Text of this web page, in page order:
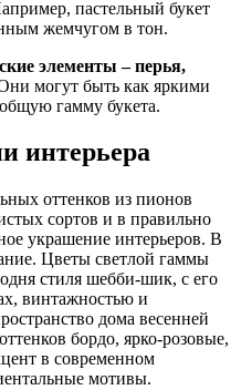
пастельный букет
жемчугом в тон.
элементы – перья,
могут быть как яркими
гамму букета.
интерьера
оттенков из пионов
сортов и в правильно
украшение интерьеров. В
Цветы светлой гаммы
стиля шебби-шик, с его
винтажностью и
дома весенней
бордо, ярко-розовые,
в современном
мотивы.